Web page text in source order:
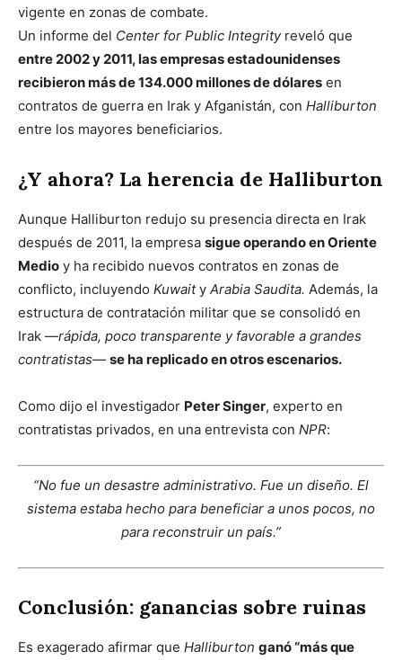
vigente en zonas de combate.
Un informe del Center for Public Integrityreveló que
entre 2002 y 2011, las empresas estadounidenses
recibieron más de 134.000 millones de dólares en
contratos de guerra en Irak y Afganistán, con Halliburton
entre los mayores beneficiarios.
¿Y ahora? La herencia de Halliburton
Aunque Halliburton redujo su presencia directa en Irak
después de 2011, la empresa sigue operando en Oriente
Medio y ha recibido nuevos contratos en zonas de
conflicto, incluyendo Kuwaity Arabia Saudita. Además, la
estructura de contratación militar que se consolidó en
Irak —rápida, poco transparente y favorable a grandes
contratistas— se ha replicado en otros escenarios.
Como dijo el investigador Peter Singer, experto en
contratistas privados, en una entrevista con NPR:
“No fue un desastre administrativo. Fue un diseño. El
sistema estaba hecho para beneficiar a unos pocos, no
para reconstruir un país.”
Conclusión: ganancias sobre ruinas
Es exagerado afirmar que Halliburton ganó “más que